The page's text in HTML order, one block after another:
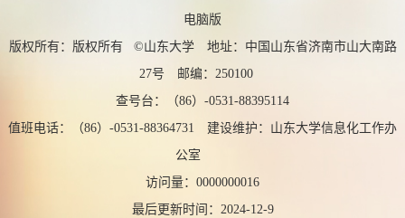
电脑版
版权所有：版权所有 ©山东大学 地址：中国山东省济南市山大南路
27号 邮编：250100
查号台：（86）-0531-88395114
值班电话：（86）-0531-88364731 建设维护：山东大学信息化工作办
公室
访问量： 0000000016
最后更新时间： 2024-12-9